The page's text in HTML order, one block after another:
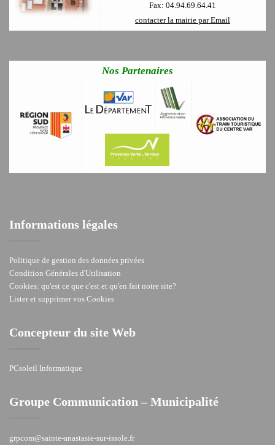
Fax: 04.94.69.64.41
contacter la mairie par Email
Nos Partenaires
Informations légales
Politique de gestion des données privées
Condition Générales d'Utilisation
Cookies: qu'est ce que c'est et qu'en fait notre site?
Lister et supprimer vos Cookies
Concepteur du site Web
PCsoleil Informatique
Groupe Communication – Municipalité
grpcom@sainte-anastasie-sur-issole.fr